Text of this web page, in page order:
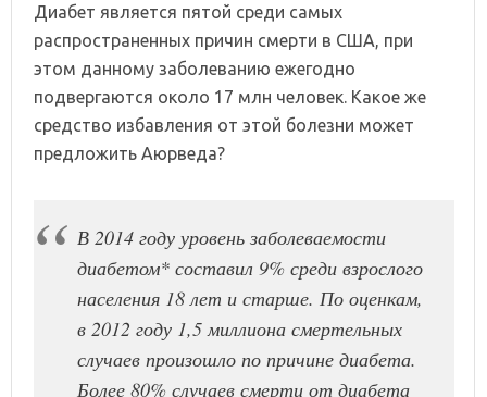
Диабет является пятой среди самых
распространенных причин смерти в США, при
этом данному заболеванию ежегодно
подвергаются около 17 млн человек. Какое же
средство избавления от этой болезни может
предложить Аюрведа?
В 2014 году уровень заболеваемости
диабетом* составил 9% среди взрослого
населения 18 лет и старше. По оценкам,
в 2012 году 1,5 миллиона смертельных
случаев произошло по причине диабета.
Более 80% случаев смерти от диабета